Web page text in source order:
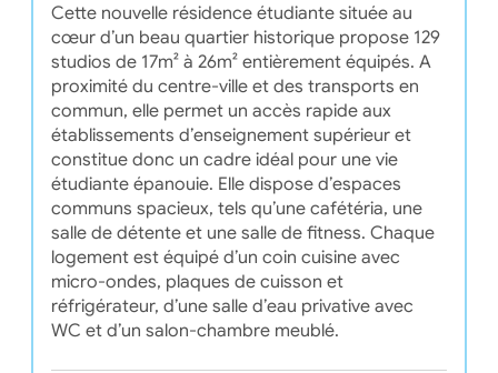
Cette nouvelle résidence étudiante située au
cœur d’un beau quartier historique propose 129
studios de 17m² à 26m² entièrement équipés. A
proximité du centre-ville et des transports en
commun, elle permet un accès rapide aux
établissements d’enseignement supérieur et
constitue donc un cadre idéal pour une vie
étudiante épanouie. Elle dispose d’espaces
communs spacieux, tels qu’une cafétéria, une
salle de détente et une salle de fitness. Chaque
logement est équipé d’un coin cuisine avec
micro-ondes, plaques de cuisson et
réfrigérateur, d’une salle d’eau privative avec
WC et d’un salon-chambre meublé.